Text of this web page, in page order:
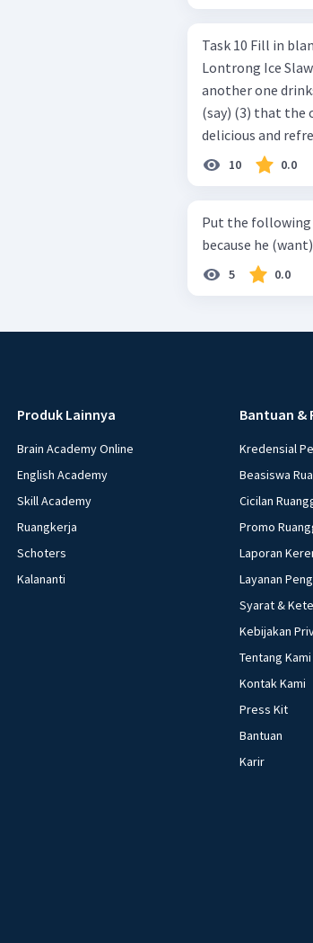
Task 10 Fill in blanks in the text below using correct passive voice verb.
Lontrong Ice Slawi region ... (not only/know) (1) for its poci tea. There is
another one
(say) (3) that the
delicious and
can relieve you from a thirst. Before it ... (serve)
(6) with coconut
the small alley
10 0.0
Put the following
because he
5 0.0
Produk Lainnya
Brain Academy Online
English Academy
Skill Academy
Ruangkerja
Schoters
Kalananti
Bantuan &
Kredensial
Beasiswa
Cicilan
Promo
Laporan
Layanan
Syarat &
Kebijakan
Tentang Kami
Kontak Kami
Press Kit
Bantuan
Karir